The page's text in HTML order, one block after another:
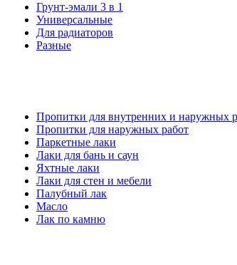
Грунт-эмали 3 в 1
Универсальные
Для радиаторов
Разные
Пропитки для внутренних и наружных
Пропитки для наружных работ
Паркетные лаки
Лаки для бань и саун
Яхтные лаки
Лаки для стен и мебели
Палубный лак
Масло
Лак по камню